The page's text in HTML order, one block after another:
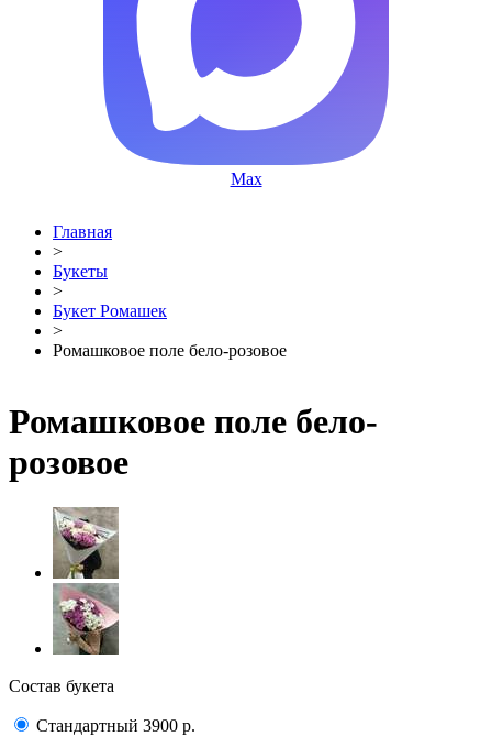
Max
Главная
>
Букеты
>
Букет Ромашек
>
Ромашковое поле бело-розовое
Ромашковое поле бело-
розовое
Состав букета
Стандартный 3900 р.